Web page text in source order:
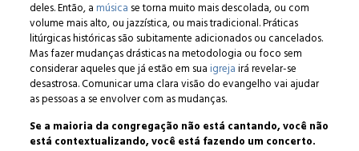
deles. Então, a música se torna muito mais descolada, ou com
volume mais alto, ou jazzística, ou mais tradicional. Práticas
litúrgicas históricas são subitamente adicionados ou cancelados.
Mas fazer mudanças drásticas na metodologia ou foco sem
considerar aqueles que já estão em sua igrejairá revelar-se
desastrosa. Comunicar uma clara visão do evangelho vai ajudar
as pessoas a se envolver com as mudanças.
Se a maioria da congregação não está cantando, você não
está contextualizando, você está fazendo um concerto.